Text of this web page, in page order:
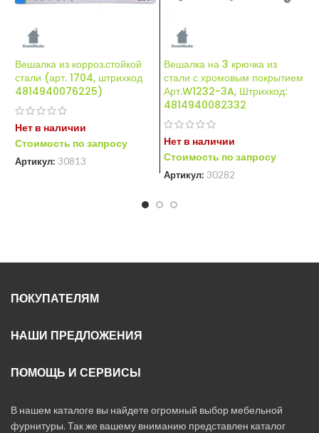
Вешалка из корроз.стойкой
стали (арт. 1704, штрихкод
4814940076225)
Нет в наличии
Стоимость по запросу
Артикул: 30813
Вешалка на 3 крючка из
стали с хромовым покрытием
Арт.W1232-3A, Штрихкод:
4814940082332
Нет в наличии
Стоимость по запросу
Артикул: 30282
ПОКУПАТЕЛЯМ
НАШИ ПРЕДЛОЖЕНИЯ
ПОМОЩЬ И СЕРВИСЫ
В нашем каталоге вы найдете огромный выбор мебельной
фурнитуры. Так же вашему вниманию представлен каталог